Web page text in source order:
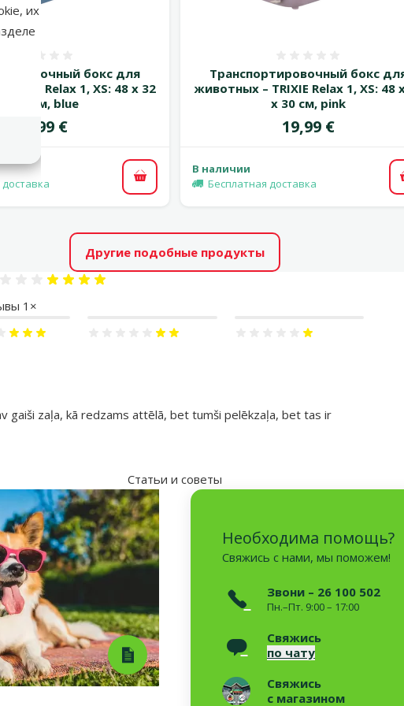
их
бокс для
Relax 1, XS: 48 x 32
x 30 см, blue
Цена
19,99 €
В корзину
Транспортировочный бокс
животных – TRIXIE Relax 1, XS: 48
x 30 см, pink
Цена
19,99 €
В наличии
Бесплатная доставка
Другие подобные продукты
1×
Оценка 80%
Оценка 40% Оценка 20%
gaiši zaļa, kā redzams attēlā, bet tumši pelēkzaļa, bet tas ir
Статьи и советы
Необходима помощь?
Свяжись с нами, мы поможем!
Звони – 26 100 502
Пн.–Пт. 9:00 – 17:00
Свяжись
по чату
Свяжись
с магазином